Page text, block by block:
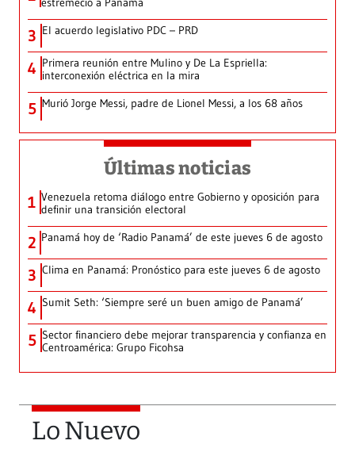
3 El acuerdo legislativo PDC – PRD
4 Primera reunión entre Mulino y De La Espriella:
interconexión eléctrica en la mira
5 Murió Jorge Messi, padre de Lionel Messi, a los 68 años
Últimas noticias
1 Venezuela retoma diálogo entre Gobierno y oposición para
definir una transición electoral
2 Panamá hoy de ‘Radio Panamá’ de este jueves 6 de agosto
3 Clima en Panamá: Pronóstico para este jueves 6 de agosto
4 Sumit Seth: ‘Siempre seré un buen amigo de Panamá’
5 Sector financiero debe mejorar transparencia y confianza en
Centroamérica: Grupo Ficohsa
Lo Nuevo